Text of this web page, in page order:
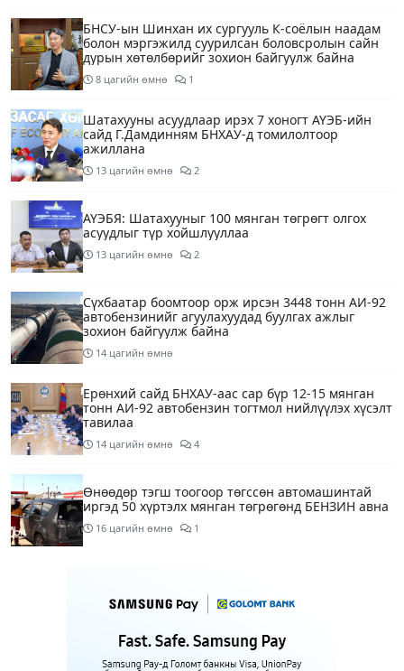
БНСУ-ын Шинхан их сургууль К-соёлын наадам
болон мэргэжилд суурилсан боловсролын сайн
дурын хөтөлбөрийг зохион байгуулж байна
8 цагийн өмнө 1
Шатахууны асуудлаар ирэх 7 хоногт АҮЭБ-ийн
сайд Г.Дамдинням БНХАУ-д томилолтоор
ажиллана
13 цагийн өмнө 2
АҮЭБЯ: Шатахууныг 100 мянган төгрөгт олгох
асуудлыг түр хойшлууллаа
13 цагийн өмнө 2
Сүхбаатар боомтоор орж ирсэн 3448 тонн АИ-92
автобензинийг агуулахуудад буулгах ажлыг
зохион байгуулж байна
14 цагийн өмнө
Ерөнхий сайд БНХАУ-аас сар бүр 12-15 мянган
тонн АИ-92 автобензин тогтмол нийлүүлэх хүсэлт
тавилаа
14 цагийн өмнө 4
Өнөөдөр тэгш тоогоор төгссөн автомашинтай
иргэд 50 хүртэлх мянган төгрөгөнд БЕНЗИН авна
16 цагийн өмнө 1
Өнөөдөр” Аавуудын баяр”-ын өдөр
18 цагийн өмнө